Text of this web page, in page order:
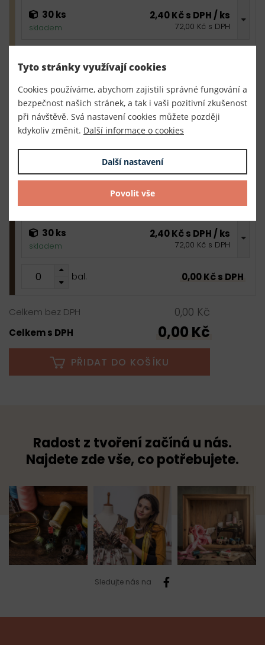
30 ks
skladem
2,40 Kč s DPH / ks
72,00 Kč s DPH
světle hnědá
30 ks
skladem
2,40 Kč s DPH / ks
72,00 Kč s DPH
tmavě hnědá
30 ks
skladem
2,40 Kč s DPH / ks
72,00 Kč s DPH
bal. 0,00 Kč s DPH
Celkem bez DPH 0,00 Kč
Celkem s DPH 0,00 Kč
PŘIDAT DO KOŠÍKU
Radost z tvoření začíná u nás.
Najdete zde vše, co potřebujete.
Sledujte nás na
Tyto stránky využívají cookies
Cookies používáme, abychom zajistili správné fungování a
bezpečnost našich stránek, a tak i vaši pozitivní zkušenost
při návštěvě. Svá nastavení cookies můžete později
kdykoliv změnit. Další informace o cookies
Další nastavení
Povolit vše